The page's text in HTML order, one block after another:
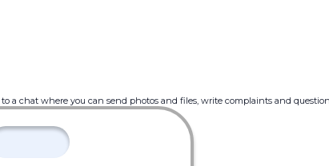
a chat where you can send photos and files, write complaints and